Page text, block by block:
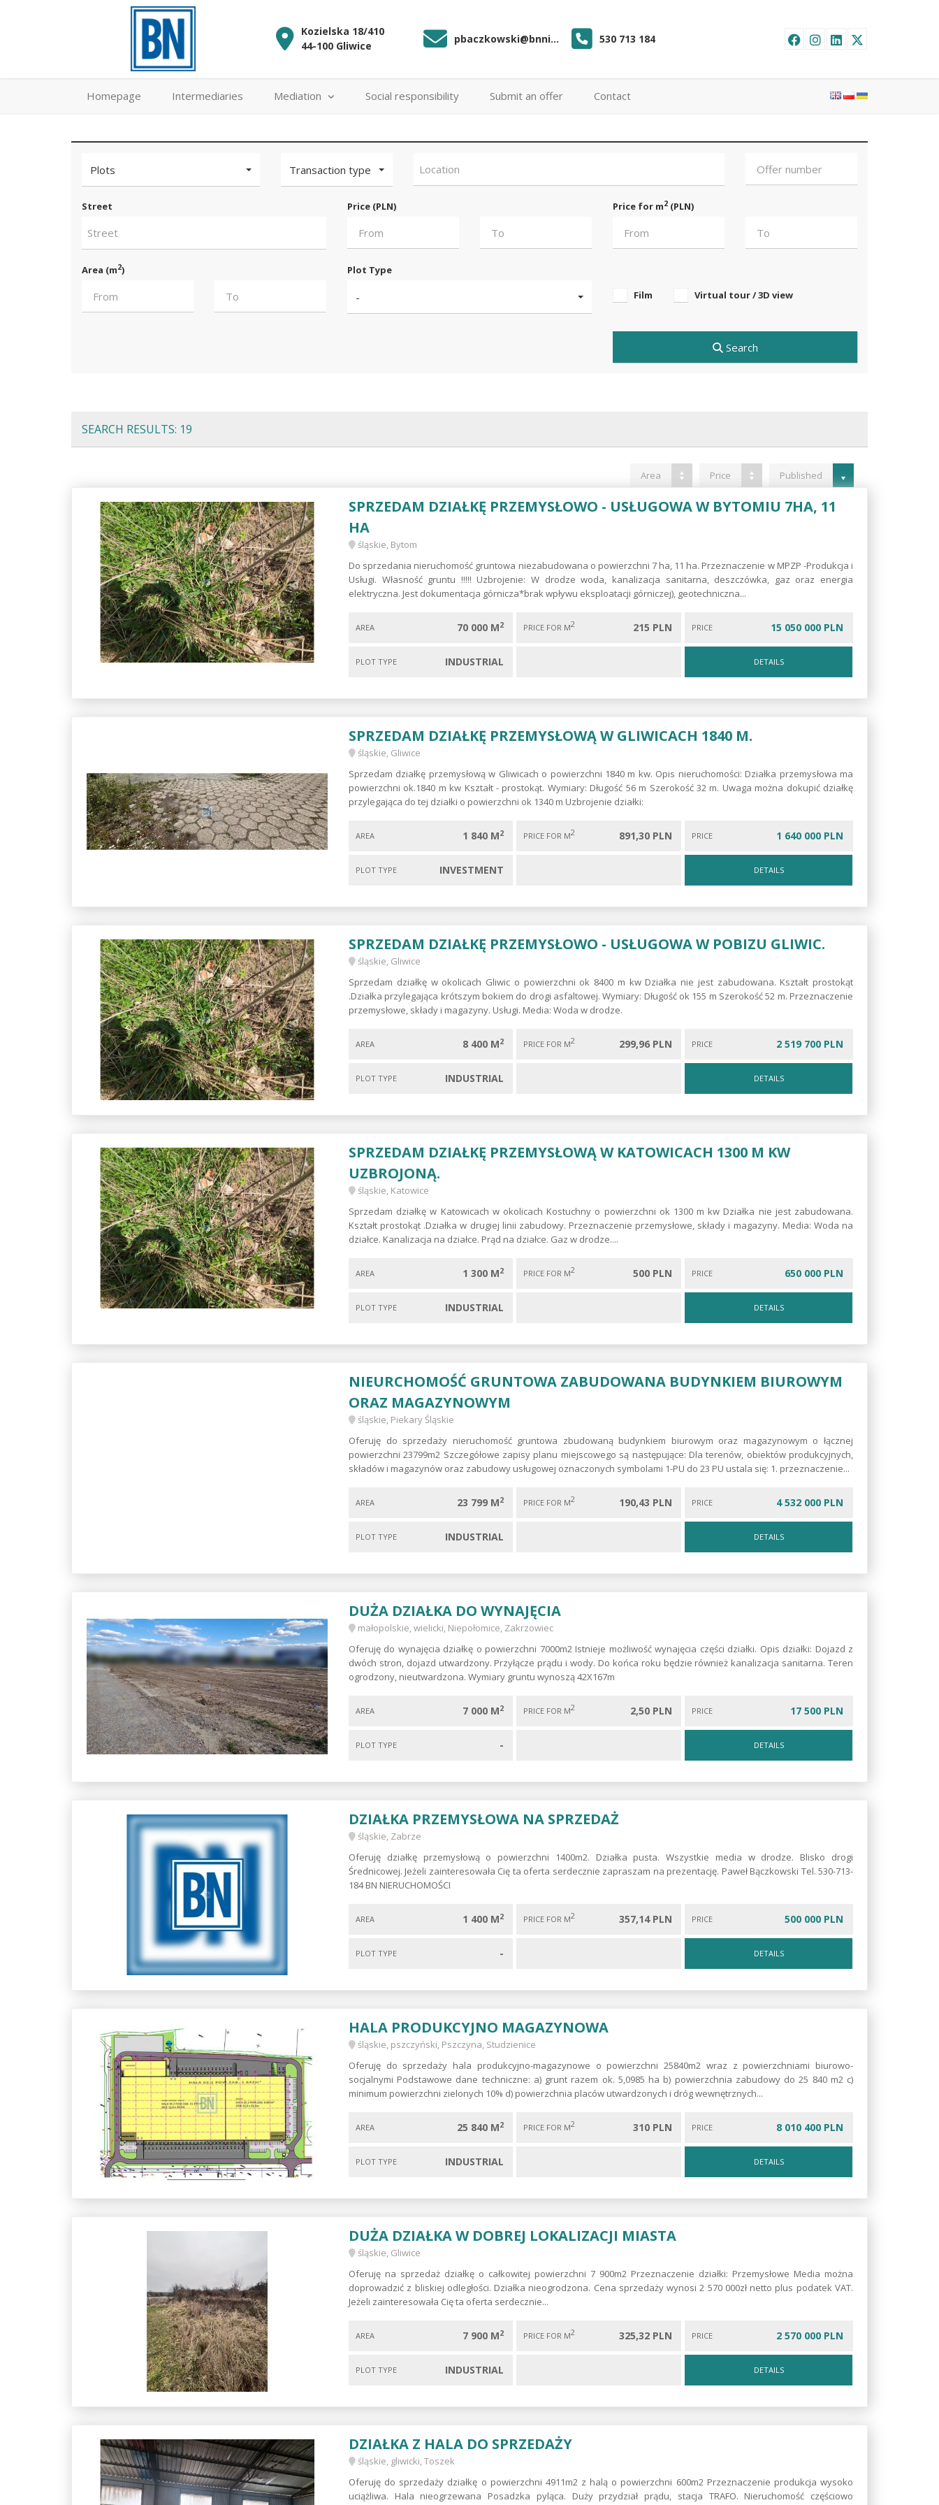
Kozielska 18/410
44-100 Gliwice
pbaczkowski@bnnieruchomosci.eu
530 713 184
Homepage Intermediaries Mediation Social responsibility Submit an offer Contact
Plots Transaction type Location
Street
Street
Price (PLN) Price for m2 (PLN)
Area (m2) Plot Type
- Film Virtual tour / 3D view
Search
SEARCH RESULTS: 19
Area Price Published
SPRZEDAM DZIAŁKĘ PRZEMYSŁOWO - USŁUGOWA W BYTOMIU 7HA, 11
HA
śląskie, Bytom
Do sprzedania nieruchomość gruntowa niezabudowana o powierzchni 7 ha, 11 ha. Przeznaczenie w MPZP -Produkcja i
Usługi. Własność gruntu !!!!! Uzbrojenie: W drodze woda, kanalizacja sanitarna, deszczówka, gaz oraz energia
elektryczna. Jest dokumentacja górnicza*brak wpływu eksploatacji górniczej), geotechniczna...
AREA 70 000 M2 PRICE FOR M2 215 PLN PRICE 15 050 000 PLN
PLOT TYPE INDUSTRIAL DETAILS
SPRZEDAM DZIAŁKĘ PRZEMYSŁOWĄ W GLIWICACH 1840 M.
śląskie, Gliwice
Sprzedam działkę przemysłową w Gliwicach o powierzchni 1840 m kw. Opis nieruchomości: Działka przemysłowa ma
powierzchni ok.1840 m kw Kształt - prostokąt. Wymiary: Długość 56 m Szerokość 32 m. Uwaga można dokupić działkę
przylegająca do tej działki o powierzchni ok 1340 m Uzbrojenie działki:
AREA 1 840 M2 PRICE FOR M2 891,30 PLN PRICE 1 640 000 PLN
PLOT TYPE INVESTMENT DETAILS
SPRZEDAM DZIAŁKĘ PRZEMYSŁOWO - USŁUGOWA W POBIZU GLIWIC.
śląskie, Gliwice
Sprzedam działkę w okolicach Gliwic o powierzchni ok 8400 m kw Działka nie jest zabudowana. Kształt prostokąt
.Działka przylegająca krótszym bokiem do drogi asfaltowej. Wymiary: Długość ok 155 m Szerokość 52 m. Przeznaczenie
przemysłowe, składy i magazyny. Usługi. Media: Woda w drodze.
AREA 8 400 M2 PRICE FOR M2 299,96 PLN PRICE 2 519 700 PLN
PLOT TYPE INDUSTRIAL DETAILS
SPRZEDAM DZIAŁKĘ PRZEMYSŁOWĄ W KATOWICACH 1300 M KW
UZBROJONĄ.
śląskie, Katowice
Sprzedam działkę w Katowicach w okolicach Kostuchny o powierzchni ok 1300 m kw Działka nie jest zabudowana.
Kształt prostokąt .Działka w drugiej linii zabudowy. Przeznaczenie przemysłowe, składy i magazyny. Media: Woda na
działce. Kanalizacja na działce. Prąd na działce. Gaz w drodze....
AREA 1 300 M2 PRICE FOR M2 500 PLN PRICE 650 000 PLN
PLOT TYPE INDUSTRIAL DETAILS
NIEURCHOMOŚĆ GRUNTOWA ZABUDOWANA BUDYNKIEM BIUROWYM
ORAZ MAGAZYNOWYM
śląskie, Piekary Śląskie
Oferuję do sprzedaży nieruchomość gruntowa zbudowaną budynkiem biurowym oraz magazynowym o łącznej
powierzchni 23799m2 Szczegółowe zapisy planu miejscowego są następujące: Dla terenów, obiektów produkcyjnych,
składów i magazynów oraz zabudowy usługowej oznaczonych symbolami 1-PU do 23 PU ustala się: 1. przeznaczenie...
AREA 23 799 M2 PRICE FOR M2 190,43 PLN PRICE 4 532 000 PLN
PLOT TYPE INDUSTRIAL DETAILS
DUŻA DZIAŁKA DO WYNAJĘCIA
małopolskie, wielicki, Niepołomice, Zakrzowiec
Oferuję do wynajęcia działkę o powierzchni 7000m2 Istnieje możliwość wynajęcia części działki. Opis działki: Dojazd z
dwóch stron, dojazd utwardzony. Przyłącze prądu i wody. Do końca roku będzie również kanalizacja sanitarna. Teren
ogrodzony, nieutwardzona. Wymiary gruntu wynoszą 42X167m
AREA 7 000 M2 PRICE FOR M2 2,50 PLN PRICE 17 500 PLN
PLOT TYPE - DETAILS
DZIAŁKA PRZEMYSŁOWA NA SPRZEDAŻ
śląskie, Zabrze
Oferuję działkę przemysłową o powierzchni 1400m2. Działka pusta. Wszystkie media w drodze. Blisko drogi
Średnicowej. Jeżeli zainteresowała Cię ta oferta serdecznie zapraszam na prezentację. Paweł Bączkowski Tel. 530-713-
184 BN NIERUCHOMOŚCI
AREA 1 400 M2 PRICE FOR M2 357,14 PLN PRICE 500 000 PLN
PLOT TYPE - DETAILS
HALA PRODUKCYJNO MAGAZYNOWA
śląskie, pszczyński, Pszczyna, Studzienice
Oferuję do sprzedaży hala produkcyjno-magazynowe o powierzchni 25840m2 wraz z powierzchniami biurowo-
socjalnymi Podstawowe dane techniczne: a) grunt razem ok. 5,0985 ha b) powierzchnia zabudowy do 25 840 m2 c)
minimum powierzchni zielonych 10% d) powierzchnia placów utwardzonych i dróg wewnętrznych...
AREA 25 840 M2 PRICE FOR M2 310 PLN PRICE 8 010 400 PLN
PLOT TYPE INDUSTRIAL DETAILS
DUŻA DZIAŁKA W DOBREJ LOKALIZACJI MIASTA
śląskie, Gliwice
Oferuję na sprzedaż działkę o całkowitej powierzchni 7 900m2 Przeznaczenie działki: Przemysłowe Media można
doprowadzić z bliskiej odległości. Działka nieogrodzona. Cena sprzedaży wynosi 2 570 000zł netto plus podatek VAT.
Jeżeli zainteresowała Cię ta oferta serdecznie...
AREA 7 900 M2 PRICE FOR M2 325,32 PLN PRICE 2 570 000 PLN
PLOT TYPE INDUSTRIAL DETAILS
DZIAŁKA Z HALA DO SPRZEDAŻY
śląskie, gliwicki, Toszek
Oferuję do sprzedaży działkę o powierzchni 4911m2 z halą o powierzchni 600m2 Przeznaczenie produkcja wysoko
uciążliwa. Hala nieogrzewana Posadzka pyląca. Duży przydział prądu, stacja TRAFO. Nieruchomość częściowo